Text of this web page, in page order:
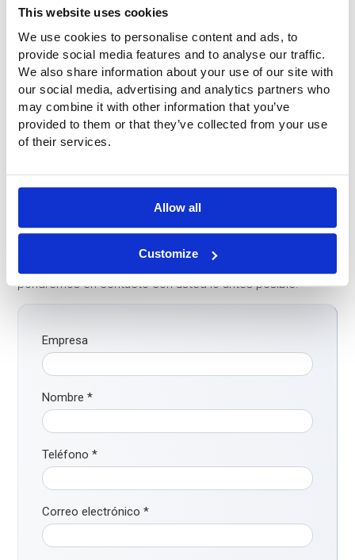
This website uses cookies
We use cookies to personalise content and ads, to
provide social media features and to analyse our traffic.
We also share information about your use of our site with
our social media, advertising and analytics partners who
may combine it with other information that you’ve
provided to them or that they’ve collected from your use
of their services.
Allow all
Customize
¿Preguntas?
¿Tiene alguna pregunta o desea más información? No
dude en ponerse en contacto con nosotros. Llámenos al
. Pero aún más fácil: rellene
pondremos en contacto con usted lo antes posible.
Empresa
Nombre*
Teléfono*
Correo electrónico*